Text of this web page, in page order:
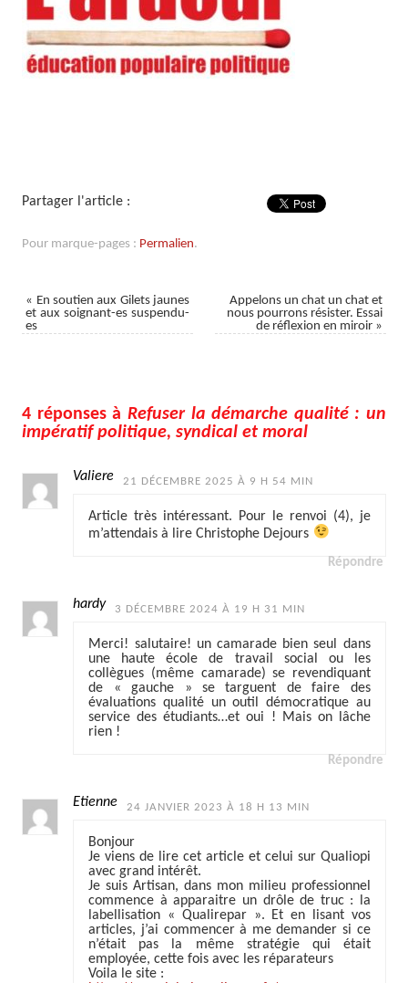
Partager l'article :
Pour marque-pages : Permalien.
« En soutien aux Gilets jaunes
et aux soignant-es suspendu-
es
Appelons un chat un chat et
nous pourrons résister. Essai
de réflexion en miroir »
4 réponses à Refuser la démarche qualité : un
impératif politique, syndical et moral
Valiere 21 DÉCEMBRE 2025 À 9 H 54 MIN
Article très intéressant. Pour le renvoi (4), je
m’attendais à lire Christophe Dejours
Répondre
hardy 3 DÉCEMBRE 2024 À 19 H 31 MIN
Merci! salutaire! un camarade bien seul dans
une haute école de travail social ou les
collègues (même camarade) se revendiquant
de « gauche » se targuent de faire des
évaluations qualité un outil démocratique au
service des étudiants…et oui ! Mais on lâche
rien !
Répondre
Etienne 24 JANVIER 2023 À 18 H 13 MIN
Bonjour
Je viens de lire cet article et celui sur Qualiopi
avec grand intérêt.
Je suis Artisan, dans mon milieu professionnel
commence à apparaitre un drôle de truc : la
labellisation « Qualirepar ». Et en lisant vos
articles, j’ai commencer à me demander si ce
n’était pas la même stratégie qui était
employée, cette fois avec les réparateurs
Voila le site :